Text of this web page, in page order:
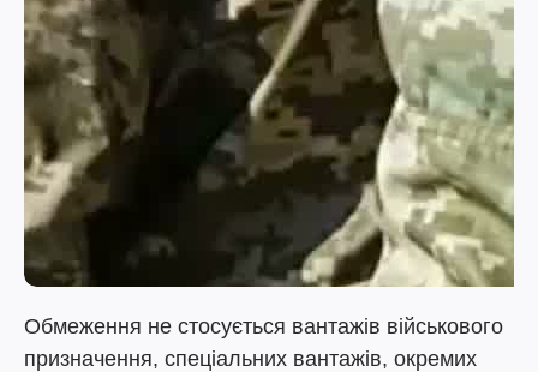
Обмеження не стосується вантажів військового
призначення, спеціальних вантажів, окремих